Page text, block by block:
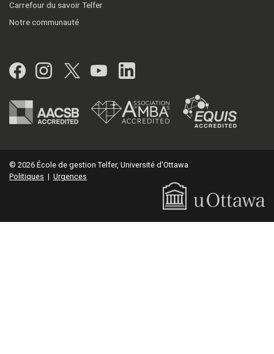
Carrefour du savoir Telfer
Notre communauté
Facebook
Instagram
Twitter
YouTubeLinkedIn
© 2026 École de gestion Telfer, Université d'Ottawa
Politiques | Urgences